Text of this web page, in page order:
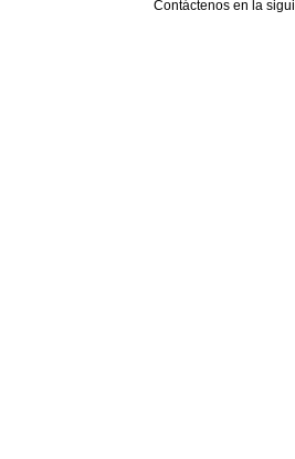
Contáctenos en la